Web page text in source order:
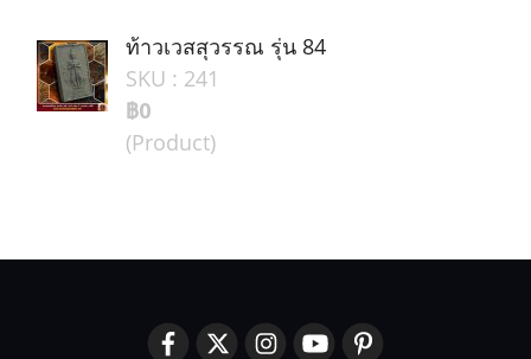
ท้าวเวสสุวรรณ รุ่น 84
SKU : 241
฿0
(Product)